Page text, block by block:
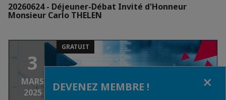
20260624 - Déjeuner-Débat Invité d'Honneur
Monsieur Carlo THELEN
3
MARS
2025
GRATUIT
DEVENEZ MEMBRE !